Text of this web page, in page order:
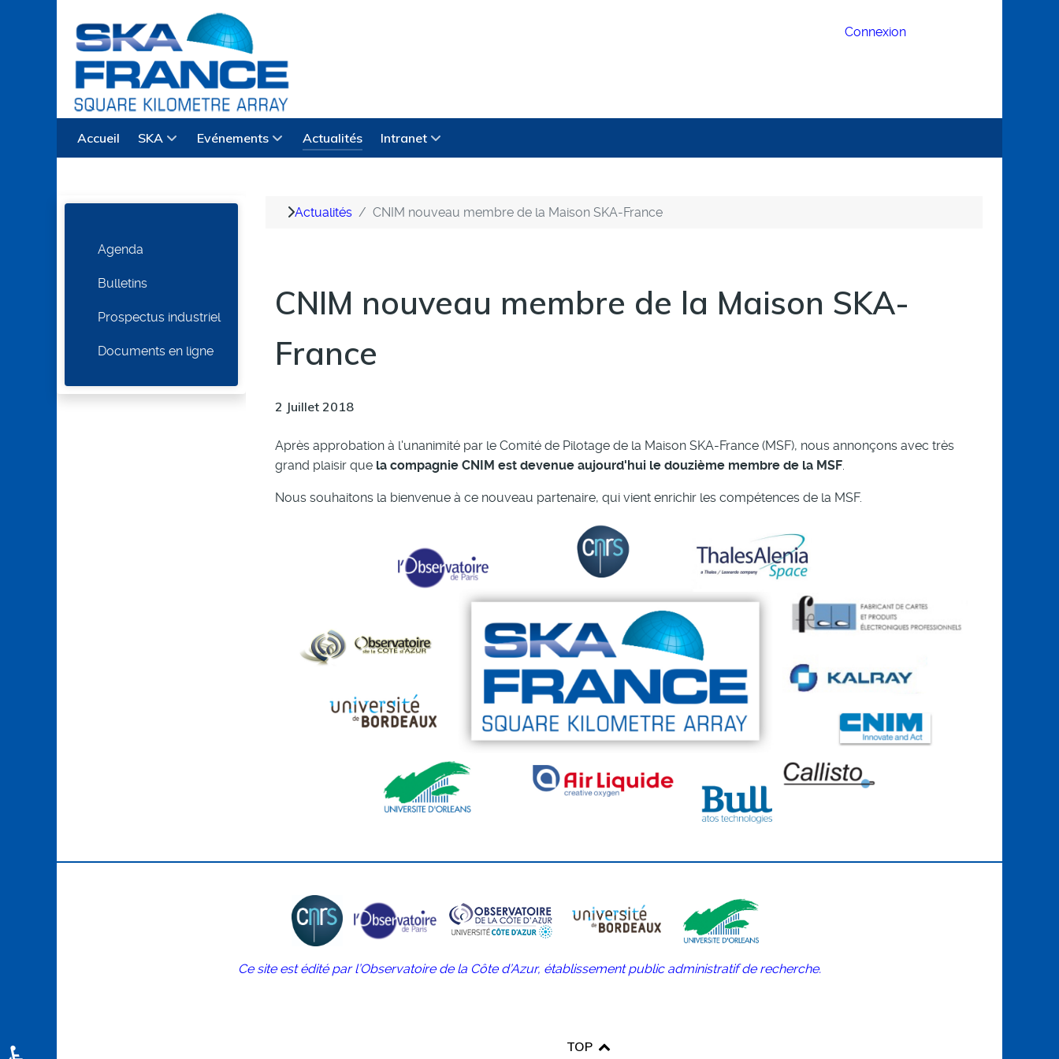
Connexion
Accueil SKA Evénements Actualités Intranet
Agenda
Bulletins
Prospectus industriel
Documents en ligne
Actualités CNIM nouveau membre de la Maison SKA-France
CNIM nouveau membre de la Maison SKA-
France
2 Juillet 2018
Après approbation à l'unanimité par le Comité de Pilotage de la Maison SKA-France (MSF), nous annonçons avec très
grand plaisir que la compagnie CNIM est devenue aujourd'hui le douzième membre de la MSF.
Nous souhaitons la bienvenue à ce nouveau partenaire, qui vient enrichir les compétences de la MSF.
Ce site est édité par l’Observatoire de la Côte d’Azur, établissement public administratif de recherche.
TOP